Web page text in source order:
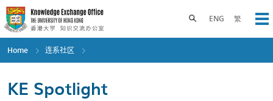
Skip
to
main
content
ENG 繁
Toggle search panel
Home 连系社区
KE Spotlight